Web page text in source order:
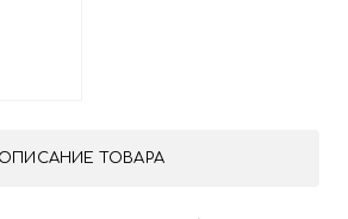
ОПИСАНИЕ ТОВАРА